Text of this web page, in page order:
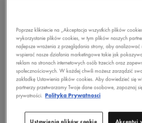
Poprzez klikniecie na „Akceptacja wszystkich plików
wykorzystanie plików cookies, w tym plików naszych
najlepsze wrażenia z przeglądania strony, aby analizować
wspierać nasze działania marketingowe takie jak
reklam na stronach internetowych osób trzecich oraz
społecznościowych. W każdej chwili możesz zarządzić
zakładkę Ustawienia plików cookies. Aby dowiedzieć się
partnerzy przetwarzamy Twoje dane osobowe, zapoznaj
prywatności. Polityka Prywatnosci
Ustawienia plików cookie Akceptuj